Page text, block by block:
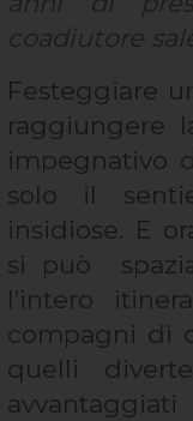
coadiutore
Festeggiare
raggiungere
impegnativo
solo il
insidiose. E
si può
l’intero
compagni di
quelli